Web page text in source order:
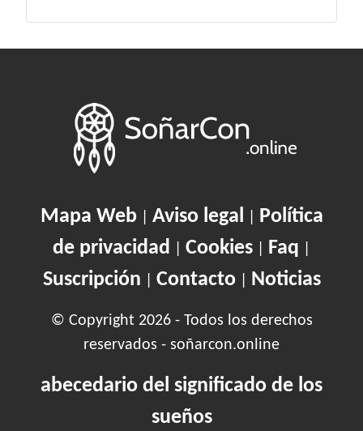
Mapa Web| Aviso legal
Política
de privacidad
Cookies Faq
Suscripción Contacto| Noticias
© Copyright 2026 - Todos los derechos
reservados - soñarcon.online
abecedario del significado de los
sueños